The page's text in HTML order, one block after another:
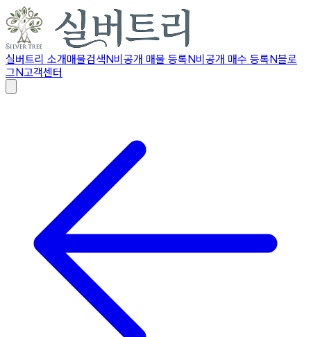
실버트리 소개매물검색N비공개 매물 등록N비공개 매수 등록N블로
그N고객센터